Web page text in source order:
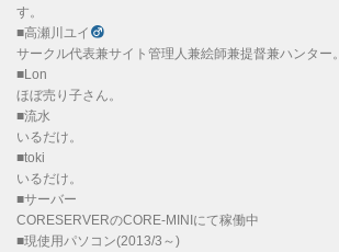
す。
■高瀬川ユイ
サークル代表兼サイト管理人兼絵師兼提督兼ハンター。
■Lon
ほぼ売り子さん。
■流水
いるだけ。
■toki
いるだけ。
■サーバー
CORESERVERのCORE-MINIにて稼働中
■現使用パソコン(2013/3～)